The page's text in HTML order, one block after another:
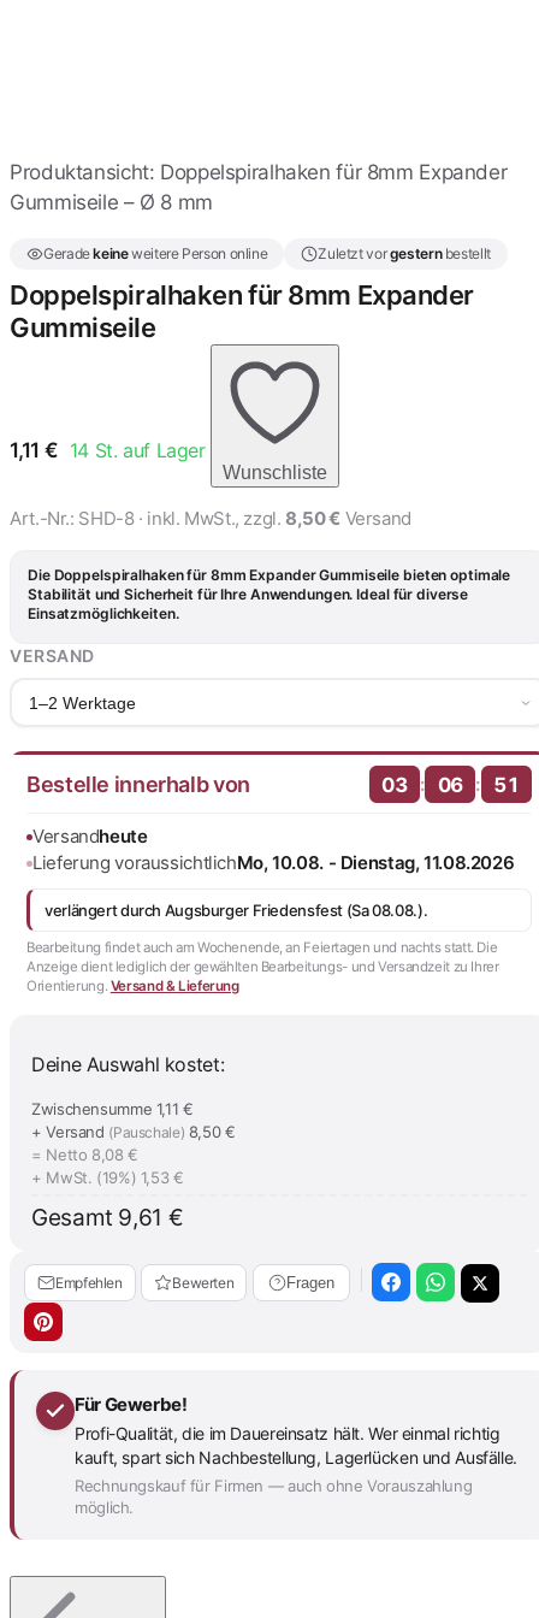
Spiralhaken für 9 und
10mm Expanderseile - 10
Stück
10,04 €
Doppelspiralhaken für
4mm Expanderseil
0,95 €
Doppelspiralhaken für
1,11 €
Spiralhaken mit
Zusatzhaken für
verchromt
Produktansicht: Doppelspiralhaken für 8mm Expander
Gummiseile – Ø 8 mm
Geradekeineweitere Person online Zuletzt vorgesternbestellt
Doppelspiralhaken für 8mm Expander
Gummiseile
1,11 € 14St. auf Lager
Wunschliste
Art.-Nr.: SHD-8· inkl. MwSt., zzgl. 8,50 € Versand
Die Doppelspiralhaken für 8mm Expander Gummiseile bieten optimale
Stabilität und Sicherheit für Ihre Anwendungen. Ideal für diverse
Einsatzmöglichkeiten.
VERSAND
1–2 Werktage
Bestelle innerhalb von 03 : 06 : 50
Versandheute
Lieferung voraussichtlichMo, 10.08. - Dienstag, 11.08.2026
verlängert durch Augsburger Friedensfest (Sa 08.08.).
Bearbeitung findet auch am Wochenende, an Feiertagen und nachts statt. Die
Anzeige dient lediglich der gewählten Bearbeitungs- und Versandzeit zu Ihrer
Orientierung. Versand & Lieferung
Deine Auswahl kostet:
Zwischensumme 1,11 €
+ Versand (Pauschale) 8,50 €
= Netto 8,08 €
+ MwSt. (19%) 1,53 €
Gesamt 9,61 €
Empfehlen Bewerten Fragen
Für Gewerbe!
Profi-Qualität, die im Dauereinsatz hält. Wer einmal richtig
kauft, spart sich Nachbestellung, Lagerlücken und Ausfälle.
Rechnungskauf für Firmen — auch ohne Vorauszahlung
möglich.